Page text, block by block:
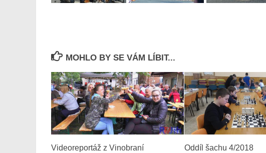
MOHLO BY SE VÁM LÍBIT...
Videoreportáž z Vinobraní
Oddíl šachu 4/2018